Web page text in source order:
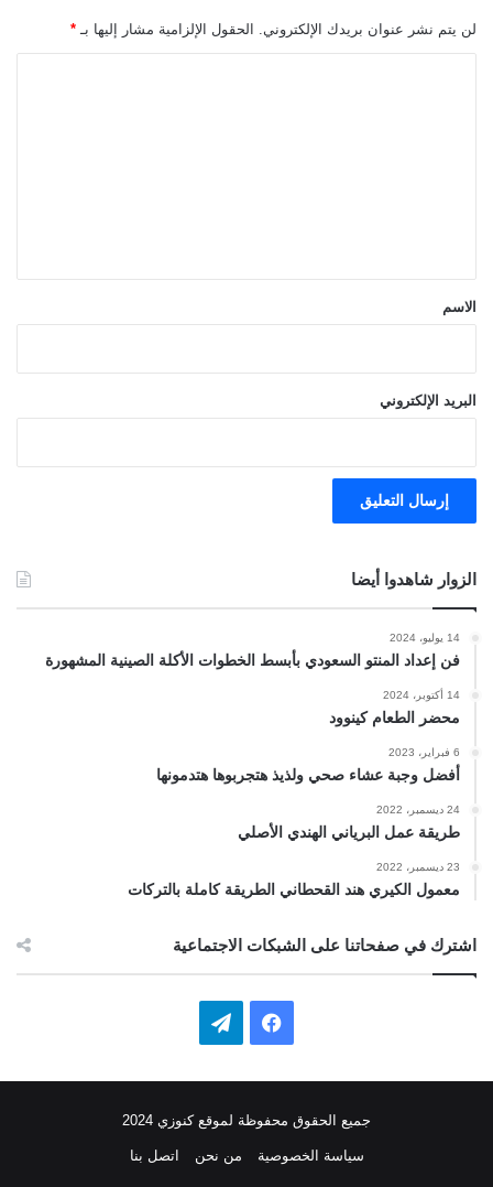
لن يتم نشر عنوان بريدك الإلكتروني. الحقول الإلزامية مشار إليها بـ *
*الاسم
البريد الإلكتروني
الزوار شاهدوا أيضا
14 يوليو، 2024
فن إعداد المنتو السعودي بأبسط الخطوات الأكلة الصينية المشهورة
14 أكتوبر، 2024
محضر الطعام كينوود
6 فبراير، 2023
أفضل وجبة عشاء صحي ولذيذ هتجربوها هتدمونها
24 ديسمبر، 2022
طريقة عمل البرياني الهندي الأصلي
23 ديسمبر، 2022
معمول الكيري هند القحطاني الطريقة كاملة بالتركات
اشترك في صفحاتنا على الشبكات الاجتماعية
س
ب
ل
ق
جميع الحقوق محفوظة لموقع كنوزي 2024
سياسة الخصوصية من نحن اتصل بنا